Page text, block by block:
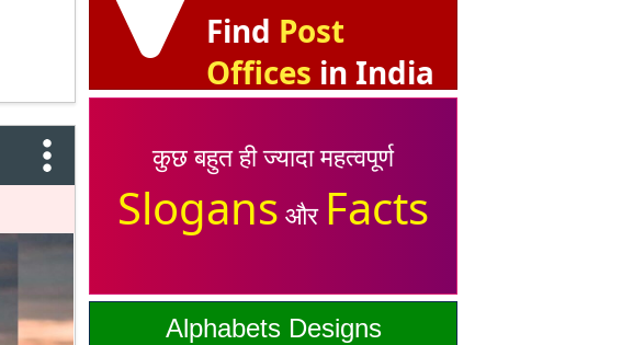
Find Post
Offices in India
कुछ बहुत ही ज्यादा महत्वपूर्ण
Slogans और Facts
Alphabets Designs